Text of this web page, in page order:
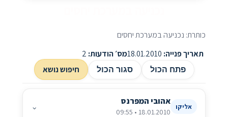
כותרת: נכניעה במערכת יחסים
תאריך פנייה:
מס׳ הודעות:
פתח הכול סגור הכול חיפוש נושא
אליקו אהובי המפרנס
18.01.2010 • 09:55
⌄